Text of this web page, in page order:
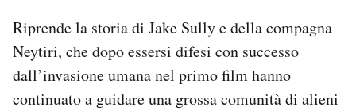
Riprende la storia di Jake Sully e della compagna
Neytiri, che dopo essersi difesi con successo
dall’invasione umana nel primo film hanno
continuato a guidare una grossa comunità di alieni